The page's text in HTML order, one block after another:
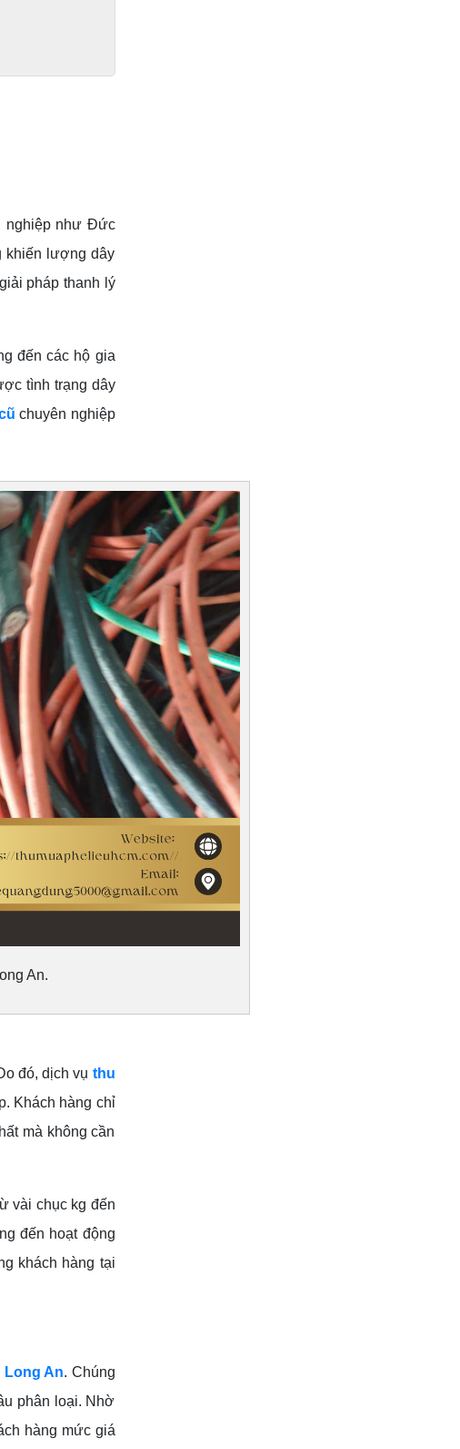
nghiệp như Đức
khiến lượng dây
pháp thanh lý
đến các hộ gia
tình trạng dây
chuyên nghiệp
An.
đó, dịch vụ thu
Khách hàng chỉ
mà không cần
vài chục kg đến
đến hoạt động
khách hàng tại
Long An. Chúng
phân loại. Nhờ
hàng mức giá